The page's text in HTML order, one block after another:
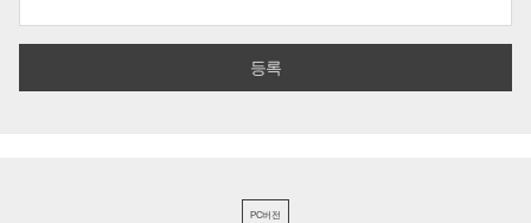
PC버전